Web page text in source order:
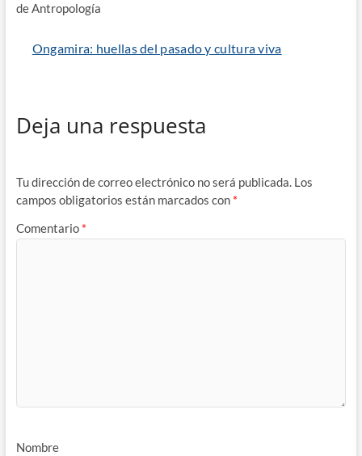
de Antropología
Ongamira: huellas del pasado y cultura viva
Deja una respuesta
Tu dirección de correo electrónico no será publicada. Los
campos obligatorios están marcados con *
Comentario *
Nombre